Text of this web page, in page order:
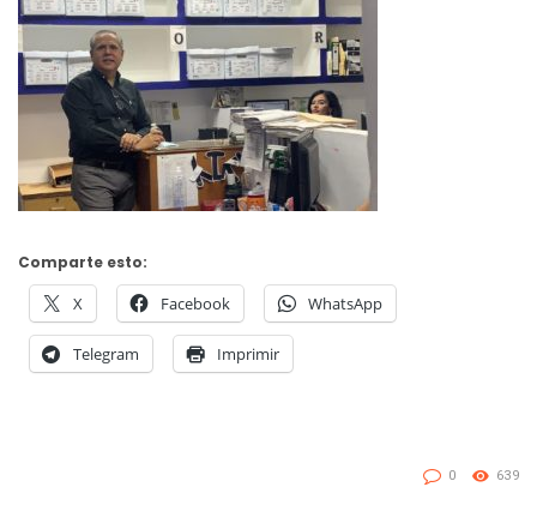
Comparte esto:
X Facebook WhatsApp
Telegram Imprimir
0 639